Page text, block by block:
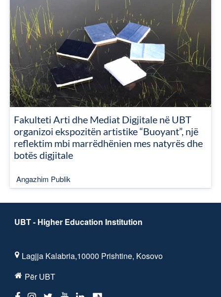
Fakulteti Arti dhe Mediat Digjitale në UBT
organizoi ekspozitën artistike “Buoyant”, një
reflektim mbi marrëdhënien mes natyrës dhe
botës digjitale
Angazhim Publik
UBT - Higher Education Institution
Lagjja Kalabria,10000 Prishtine, Kosovo
Për UBT